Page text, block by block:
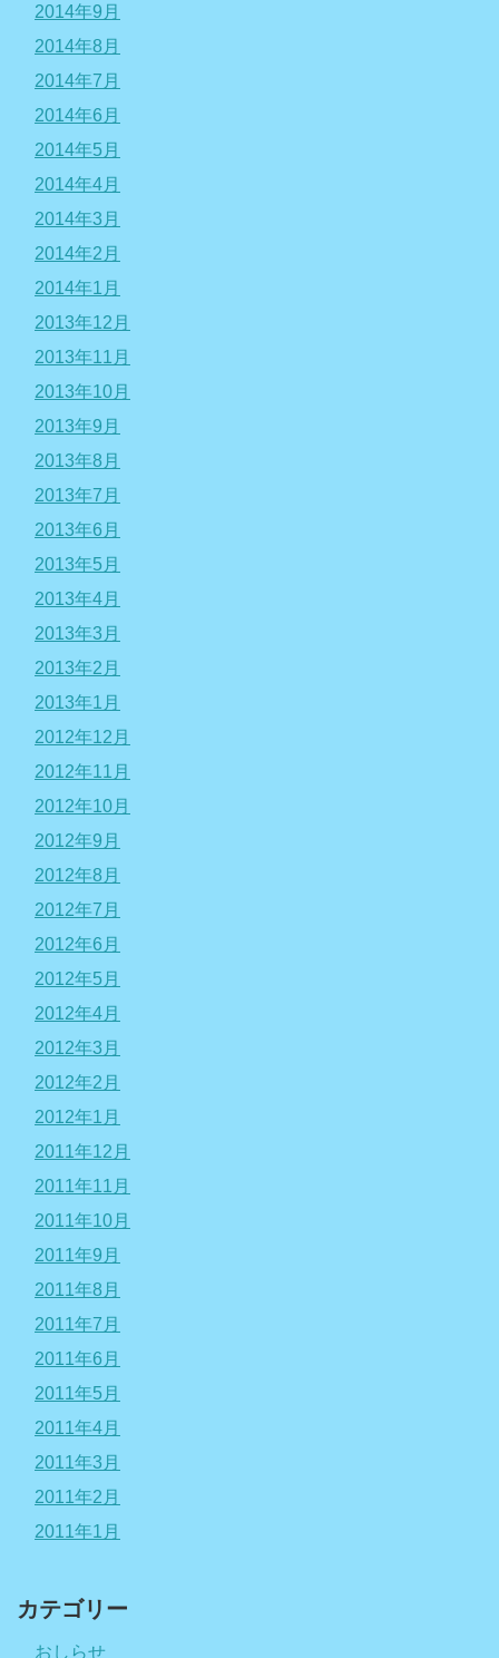
2014年9月
2014年8月
2014年7月
2014年6月
2014年5月
2014年4月
2014年3月
2014年2月
2014年1月
2013年12月
2013年11月
2013年10月
2013年9月
2013年8月
2013年7月
2013年6月
2013年5月
2013年4月
2013年3月
2013年2月
2013年1月
2012年12月
2012年11月
2012年10月
2012年9月
2012年8月
2012年7月
2012年6月
2012年5月
2012年4月
2012年3月
2012年2月
2012年1月
2011年12月
2011年11月
2011年10月
2011年9月
2011年8月
2011年7月
2011年6月
2011年5月
2011年4月
2011年3月
2011年2月
2011年1月
カテゴリー
おしらせ